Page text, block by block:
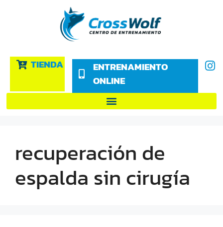
TIENDA
ENTRENAMIENTO
ONLINE
recuperación de
espalda sin cirugía